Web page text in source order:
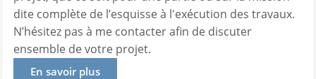
dite complète de l’esquisse à l'exécution des travaux.
N’hésitez pas à me contacter afin de discuter
ensemble de votre projet.
En savoir plus